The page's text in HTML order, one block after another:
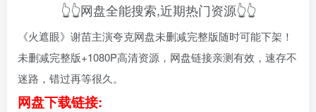
👆👆网盘全能搜索,近期热门资源👆👆
《火遮眼》谢苗主演夸克网盘未删减完整版随时可能下架！
未删减完整版+1080P高清资源，网盘链接亲测有效，速存不
迷路，错过再等很久。
网盘下载链接: